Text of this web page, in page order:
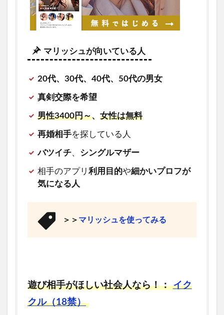
マリッシュが向いている人
20代、30代、40代、50代の男女
真剣交際を希望
男性3400円～、女性は無料
再婚相手を探している人
バツイチ、 シングルマザー
相手のアプリ利用目的や細かいプロフが
気になる人
＞＞ マリッシュを使ってみる
遊び相手がほしい社会人なら！： イク
クル（18禁）